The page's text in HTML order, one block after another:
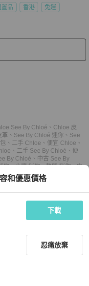
置品 香港 免運
See By Chloé 、 Chloe 皮
革 、 See By Chloé 迷你 、 See
、 二手 Chloe 、 便宜 Chloe 、
、 二手 See By Chloé 、 便
By Chloé 、 中古 See By
你、小資 迷你、熱門 迷你、中
小包、熱門 小包
和優惠價格
下載
忍痛放棄